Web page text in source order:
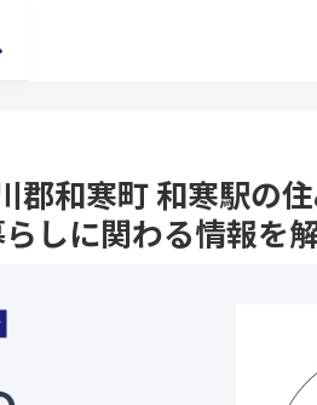
郡和寒町 和寒駅の
しに関わる情報を